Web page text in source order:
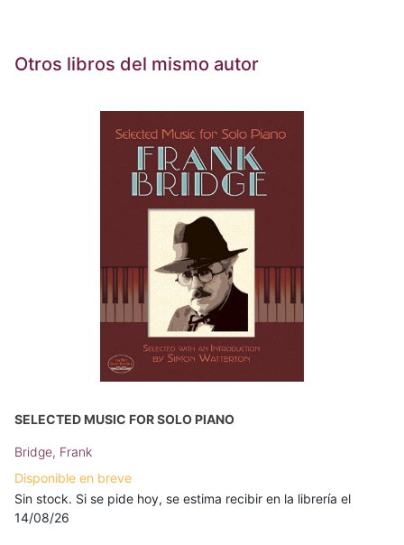
Otros libros del mismo autor
SELECTED MUSIC FOR SOLO PIANO
Bridge, Frank
Disponible en breve
Sin stock. Si se pide hoy, se estima recibir en la librería el
14/08/26